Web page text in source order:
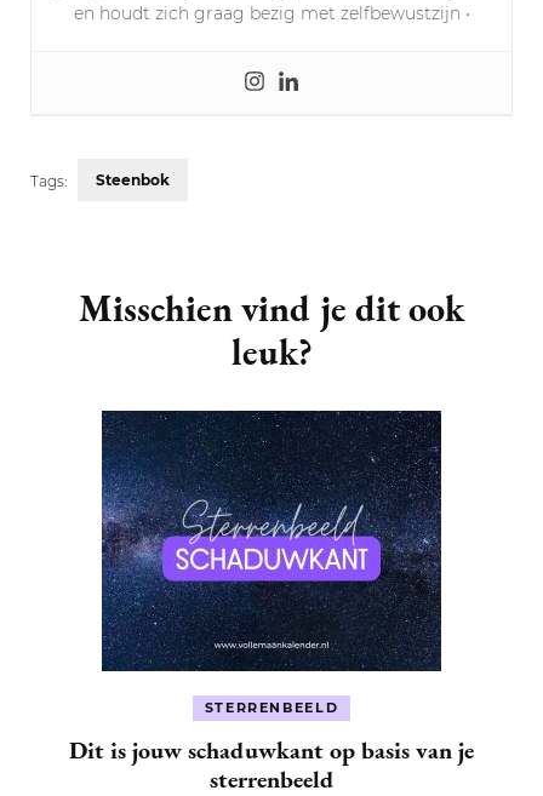
en houdt zich graag bezig met zelfbewustzijn •
Tags: Steenbok
Navigation
Misschien vind je dit ook
leuk?
STERRENBEELD
Dit is jouw schaduwkant op basis van je
sterrenbeeld